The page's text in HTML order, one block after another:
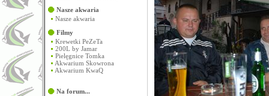
Nasze akwaria
Nasze akwaria
Filmy
Krewetki PeZeTa
200L by Jamar
Pielęgnice Tomka
Akwarium Skowrona
Akwarium KwaQ
Na forum...